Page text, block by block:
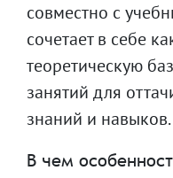
совместно с
сочетает в себе
теоретическую
занятий для
знаний и навыков.
В чем